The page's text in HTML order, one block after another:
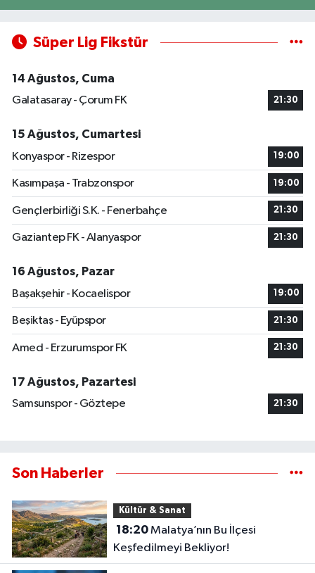
Süper Lig Fikstür
14 Ağustos, Cuma
Galatasaray - Çorum FK
21:30
15 Ağustos, Cumartesi
Konyaspor - Rizespor
19:00
Kasımpaşa - Trabzonspor 19:00
Gençlerbirliği S.K. - Fenerbahçe 21:30
Gaziantep FK - Alanyaspor 21:30
16 Ağustos, Pazar
Başakşehir - Kocaelispor
19:00
Beşiktaş - Eyüpspor 21:30
Amed - Erzurumspor FK 21:30
17 Ağustos, Pazartesi
Samsunspor - Göztepe
21:30
Son Haberler
Kültür & Sanat
18:20Malatya’nın Bu İlçesi
Keşfedilmeyi Bekliyor!